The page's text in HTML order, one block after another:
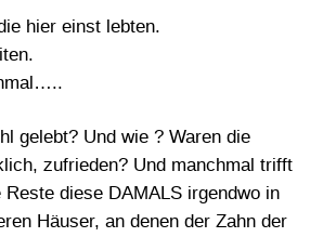
hier einst lebten.
gelebt? Und wie ? Waren die
zufrieden? Und manchmal trifft
diese DAMALS irgendwo in
Häuser, an denen der Zahn der